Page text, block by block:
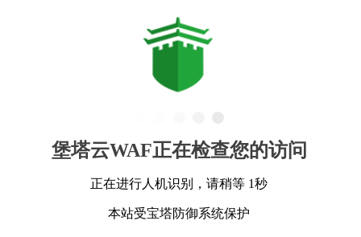
堡塔云WAF正在检查您的访问
正在进行人机识别，请稍等 1秒
本站受宝塔防御系统保护